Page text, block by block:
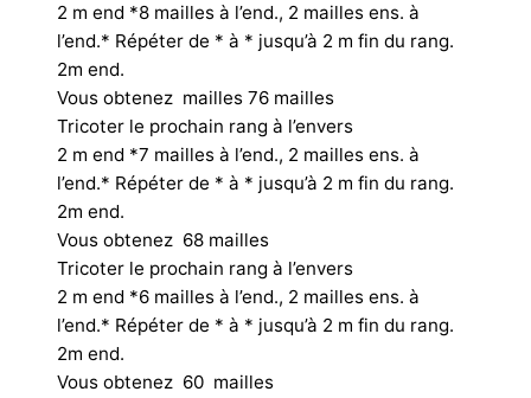
2 m end *8 mailles à l’end., 2 mailles ens. à
l’end.* Répéter de * à * jusqu’à 2 m fin du rang.
2m end.
Vous obtenez mailles 76 mailles
Tricoter le prochain rang à l’envers
2 m end *7 mailles à l’end., 2 mailles ens. à
l’end.* Répéter de * à * jusqu’à 2 m fin du rang.
2m end.
Vous obtenez 68 mailles
Tricoter le prochain rang à l’envers
2 m end *6 mailles à l’end., 2 mailles ens. à
l’end.* Répéter de * à * jusqu’à 2 m fin du rang.
2m end.
Vous obtenez 60 mailles